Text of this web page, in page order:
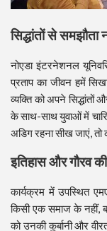
सिद्धांतों से समझौता
नोएडा इंटरनेशनल
प्रताप का जीवन हमें
व्यक्ति को अपने सिद्धांतों
के साथ-साथ युवाओं में
अडिग रहना सीख जाएं, तो
इतिहास और गौरव
कार्यक्रम में उपस्थित
किसी एक समाज के नहीं,
को उनकी कुर्बानी और